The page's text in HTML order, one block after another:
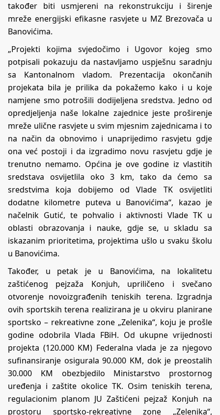
također biti usmjereni na rekonstrukciju i širenje
mreže energijski efikasne rasvjete u MZ Brezovača u
Banovićima.
„Projekti kojima svjedočimo i Ugovor kojeg smo
potpisali pokazuju da nastavljamo uspješnu saradnju
sa Kantonalnom vladom. Prezentacija okončanih
projekata bila je prilika da pokažemo kako i u koje
namjene smo potrošili dodijeljena sredstva. Jedno od
opredjeljenja naše lokalne zajednice jeste proširenje
mreže ulične rasvjete u svim mjesnim zajednicama i to
na način da obnovimo i unaprijedimo rasvjetu gdje
ona već postoji i da izgradimo novu rasvjetu gdje je
trenutno nemamo. Općina je ove godine iz vlastitih
sredstava osvijetlila oko 3 km, tako da ćemo sa
sredstvima koja dobijemo od Vlade TK osvijetliti
dodatne kilometre puteva u Banovićima“, kazao je
načelnik Gutić, te pohvalio i aktivnosti Vlade TK u
oblasti obrazovanja i nauke, gdje se, u skladu sa
iskazanim prioritetima, projektima ušlo u svaku školu
u Banovićima.
Također, u petak je u Banovićima, na lokalitetu
zaštićenog pejzaža Konjuh, upriličeno i svečano
otvorenje novoizgrađenih teniskih terena. Izgradnja
ovih sportskih terena realizirana je u okviru planirane
sportsko – rekreativne zone „Zelenika“, koju je prošle
godine odobrila Vlada FBiH. Od ukupne vrijednosti
projekta (120.000 KM) Federalna vlada je za njegovo
sufinansiranje osigurala 90.000 KM, dok je preostalih
30.000 KM obezbjedilo Ministarstvo prostornog
uređenja i zaštite okolice TK. Osim teniskih terena,
regulacionim planom JU Zaštićeni pejzaž Konjuh na
prostoru sportsko-rekreativne zone „Zelenika“,